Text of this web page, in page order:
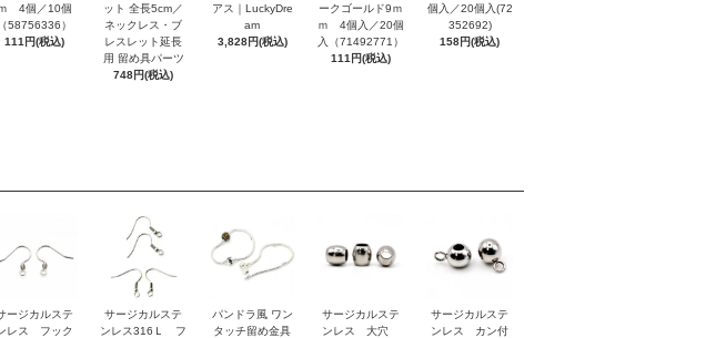
4個／10個
（58756336）
111円(税込)
ット 全長5cm／
ネックレス・ブ
レスレット延長
用 留め具パーツ
748円(税込)
アス｜LuckyDre
am
3,828円(税込)
ークゴールド9ｍ
ｍ 4個入／20個
入（71492771）
111円(税込)
個入／20個入(72
352692)
158円(税込)
ージカルステ
レス フック
サージカルステ
ンレス316Ｌ フ
パンドラ風 ワン
タッチ留め金具
サージカルステ
ンレス 大穴
サージカルステ
ンレス カン付